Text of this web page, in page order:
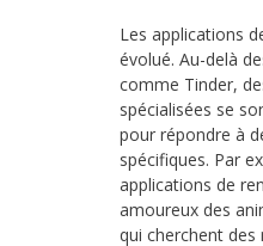
Les applications
évolué. Au-delà
comme Tinder,
spécialisées se
pour répondre à
spécifiques. Par
applications de
amoureux des
qui cherchent des